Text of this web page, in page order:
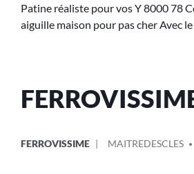
Patine réaliste pour vos Y 8000 78
aiguille maison pour pas cher Avec
FERROVISSIME MAITREDESCLES